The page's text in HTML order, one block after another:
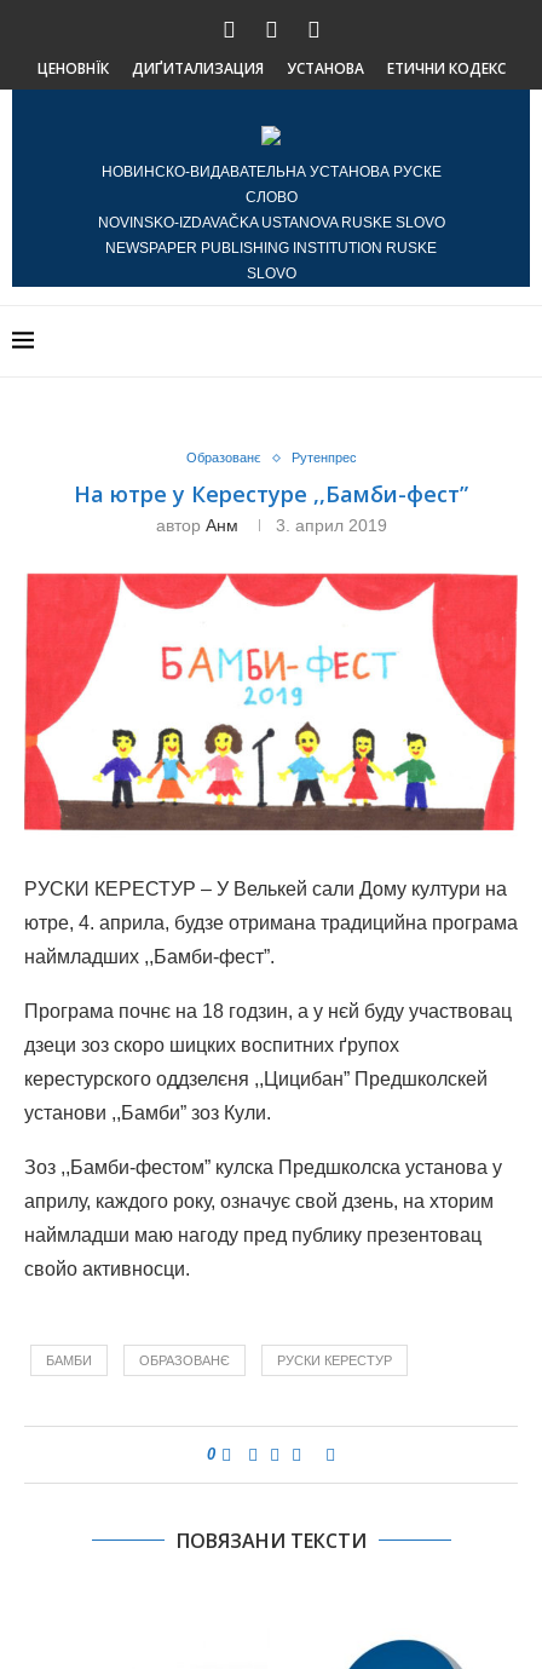
ЦЕНОВНЇК ДИҐИТАЛИЗАЦИЯ УСТАНОВА ЕТИЧНИ КОДЕКС
НОВИНСКО-ВИДАВАТЕЛЬНА УСТАНОВА РУСКЕ
СЛОВО
NOVINSKO-IZDAVAČKA USTANOVA RUSKE SLOVO
NEWSPAPER PUBLISHING INSTITUTION RUSKE
SLOVO
Образованє Рутенпрес
На ютре у Керестуре ,,Бамби-фест”
автор Анм 3. април 2019
РУСКИ КЕРЕСТУР – У Велькей сали Дому култури на
ютре, 4. априла, будзе отриманa традицийна програма
наймладших ,,Бамби-фест”.
Програма почнє на 18 годзин, а у нєй буду участвовац
дзеци зоз скоро шицких воспитних ґрупох
керестурского оддзелєня ,,Цицибан” Предшколскей
установи ,,Бамби” зоз Кули.
Зоз ,,Бамби-фестом” кулска Предшколска установа у
априлу, каждого року, означує свой дзень, на хторим
наймладши маю нагоду пред публику презентовац
свойо активносци.
БАМБИ ОБРАЗОВАНЄ РУСКИ КЕРЕСТУР
0
ПОВЯЗАНИ ТЕКСТИ